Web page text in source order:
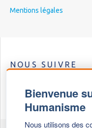
Bienvenue
Humanisme
Nous utilisons des
Mentions légales
NOUS SUIVRE